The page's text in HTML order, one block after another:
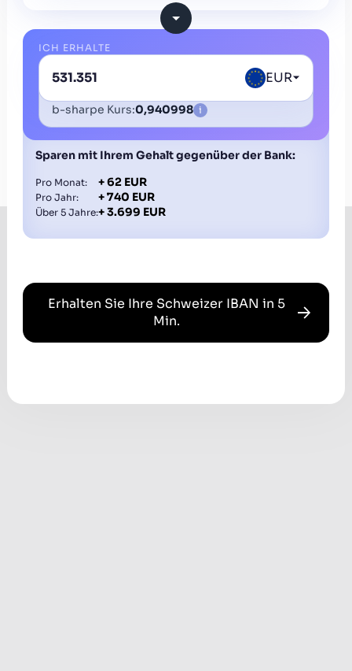
ICH ERHALTE
EUR
b-sharpe Kurs:0,940998 i
Sparen mit Ihrem Gehalt gegenüber der Bank:
Pro Monat: +62 EUR
Pro Jahr: +740 EUR
Über 5 Jahre:+3.699 EUR
Erhalten Sie Ihre Schweizer IBAN in 5
Min.